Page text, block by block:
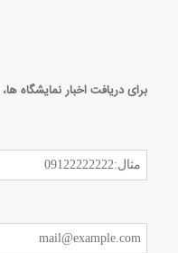
برای دریافت اخبار نمایشگاه